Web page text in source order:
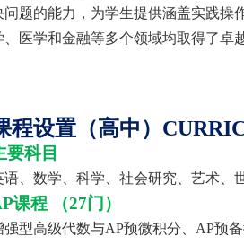
问题的能力，为学生提供涵盖实践操
、医学和金融等多个领域均取得了卓
程设置（高中）
要科目
语、数学、科学、社会研究、艺术、
课程 （27门）
强型高级代数与AP预微积分、AP预